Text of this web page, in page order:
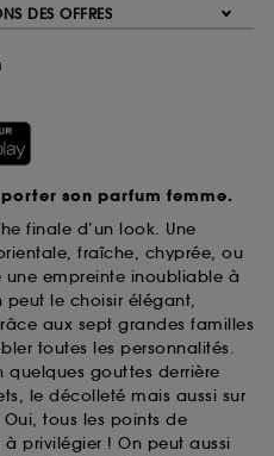
DES OFFRES
son parfum femme.
finale d’un look. Une
fraîche, chyprée, ou
empreinte inoubliable à
le choisir élégant,
aux sept grandes familles
toutes les personnalités.
quelques gouttes derrière
le décolleté mais aussi sur
tous les points de
privilégier ! On peut aussi